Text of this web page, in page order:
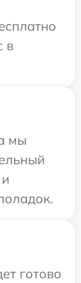
в
мы
готово